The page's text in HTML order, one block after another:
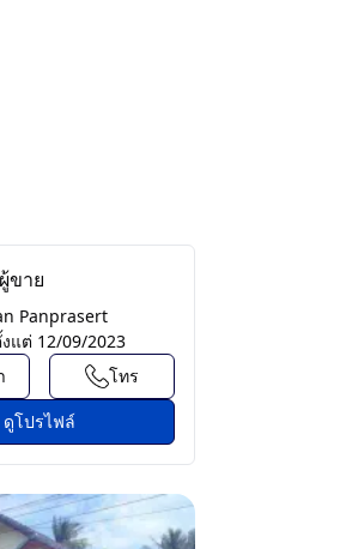
ขาย
Panprasert
แต่ 12/09/2023
โทร
ดูโปรไฟล์